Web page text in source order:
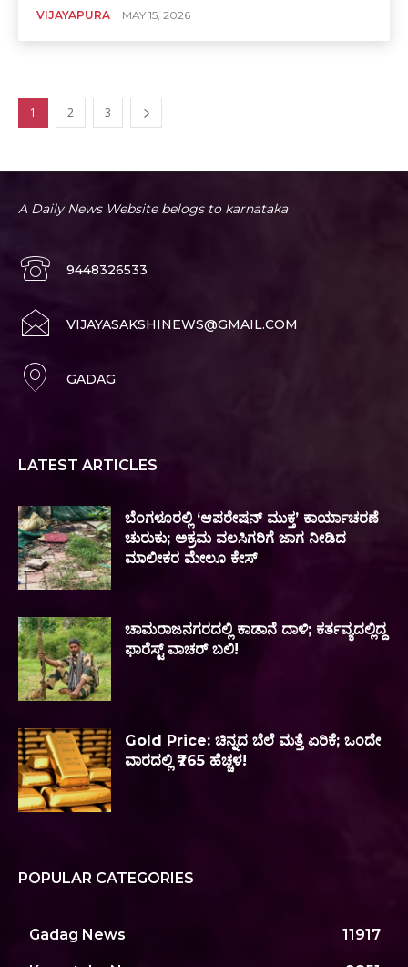
VIJAYAPURA MAY 15, 2026
1 2 3
A Daily News Website belogs to karnataka
9448326533
VIJAYASAKSHINEWS@GMAIL.COM
GADAG
LATEST ARTICLES
ಬೆಂಗಳೂರಲ್ಲಿ ‘ಆಪರೇಷನ್ ಮುಕ್ತ’ ಕಾರ್ಯಾಚರಣೆ
ಚುರುಕು; ಅಕ್ರಮ ವಲಸಿಗರಿಗೆ ಜಾಗ ನೀಡಿದ
ಮಾಲೀಕರ ಮೇಲೂ ಕೇಸ್
ಚಾಮರಾಜನಗರದಲ್ಲಿ ಕಾಡಾನೆ ದಾಳಿ; ಕರ್ತವ್ಯದಲ್ಲಿದ್ದ
ಫಾರೆಸ್ಟ್ ವಾಚರ್ ಬಲಿ!
Gold Price: ಚಿನ್ನದ ಬೆಲೆ ಮತ್ತೆ ಏರಿಕೆ; ಒಂದೇ
ವಾರದಲ್ಲಿ ₹765 ಹೆಚ್ಚಳ!
POPULAR CATEGORIES
Gadag News 11917